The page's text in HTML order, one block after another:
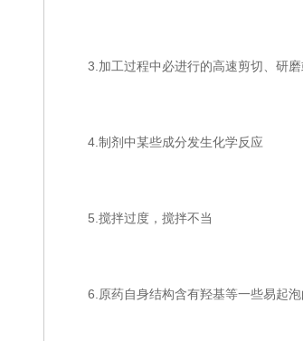
3.加工过程中必进行的高速剪切、研磨
4.制剂中某些成分发生化学反应
5.搅拌过度，搅拌不当
6.原药自身结构含有羟基等一些易起泡